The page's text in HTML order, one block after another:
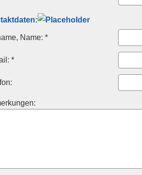
Name: *
*